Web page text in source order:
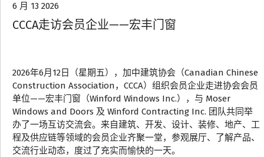
6 月 13 2026
CCCA走访会员企业——宏丰门窗
2026年6月12日（星期五），加中建筑协会（Canadian Chinese
Construction Association，CCCA）组织会员企业走进协会会员
单位——宏丰门窗（Winford Windows Inc.），与 Moser
Windows and Doors 及 Winford Contracting Inc. 团队共同举
办了一场互访交流会。来自建筑、开发、设计、装修、地产、工
程及供应链等领域的会员企业齐聚一堂，参观展厅、了解产品、
交流行业动态，度过了充实而愉快的一天。